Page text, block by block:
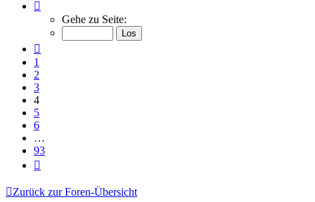
von
Gehe zu Seite:
1
2
3
4
5
6
…
93
Zurück zur Foren-Übersicht